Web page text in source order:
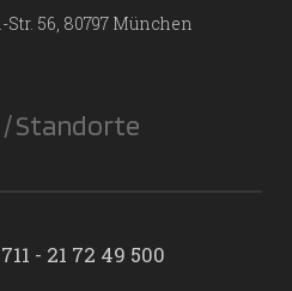
56, 80797 München
Standorte
- 21 72 49 500